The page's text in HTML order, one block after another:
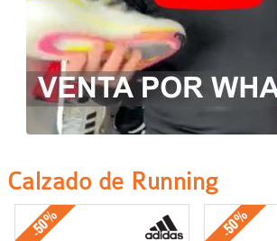
Calzado de Running
-50% -50%